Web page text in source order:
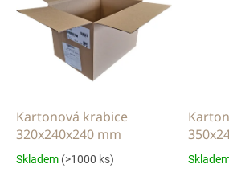
Kartonová krabice
320x240x240 mm
Skladem (>1000 ks)